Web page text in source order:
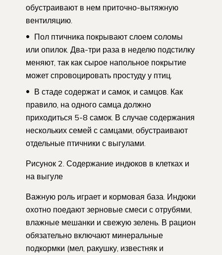
обустраивают в нем приточно-вытяжную
вентиляцию.
Пол птичника покрывают слоем соломы
или опилок. Два-три раза в неделю подстилку
меняют, так как сырое напольное покрытие
может спровоцировать простуду у птиц.
В стаде содержат и самок, и самцов. Как
правило, на одного самца должно
приходиться 5-8 самок. В случае содержания
нескольких семей с самцами, обустраивают
отдельные птичники с выгулами.
Рисунок 2. Содержание индюков в клетках и
на выгуле
Важную роль играет и кормовая база. Индюки
охотно поедают зерновые смеси с отрубями,
влажные мешанки и свежую зелень. В рацион
обязательно включают минеральные
подкормки (мел, ракушку, известняк и